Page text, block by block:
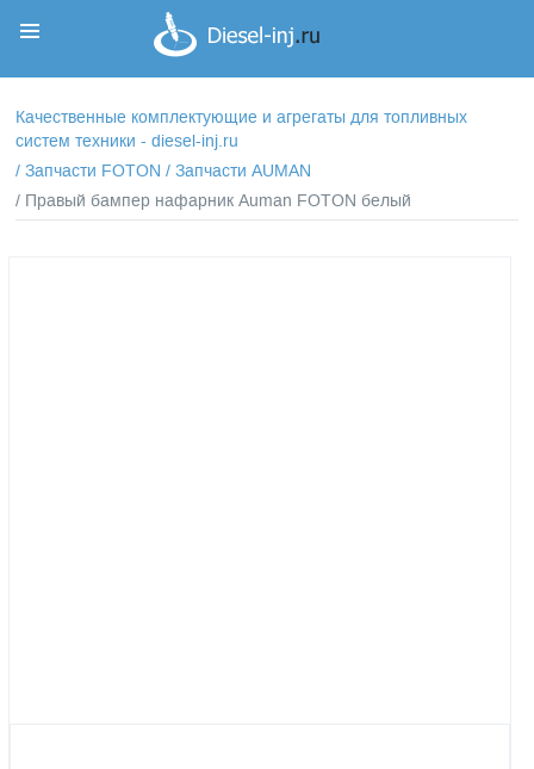
Качественные комплектующие и агрегаты для топливных
систем техники - diesel-inj.ru
/Запчасти FOTON /Запчасти AUMAN
/ Правый бампер нафарник Auman FOTON белый